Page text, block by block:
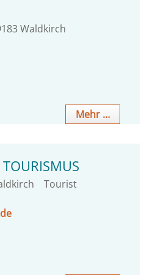
Waldkirch
Mehr …
Tourist